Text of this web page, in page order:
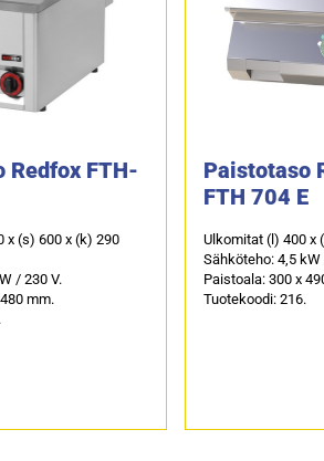
Redfox FTH-
x (s) 600 x (k) 290
/ 230 V.
mm.
Paistotaso
FTH 704 E
Ulkomitat (l) 400 x
Sähköteho: 4,5 kW
Paistoala: 300 x
Tuotekoodi: 216.